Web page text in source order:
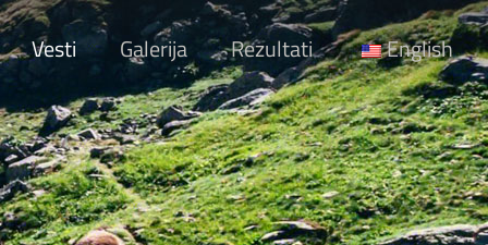
Vesti Galerija Rezultati English